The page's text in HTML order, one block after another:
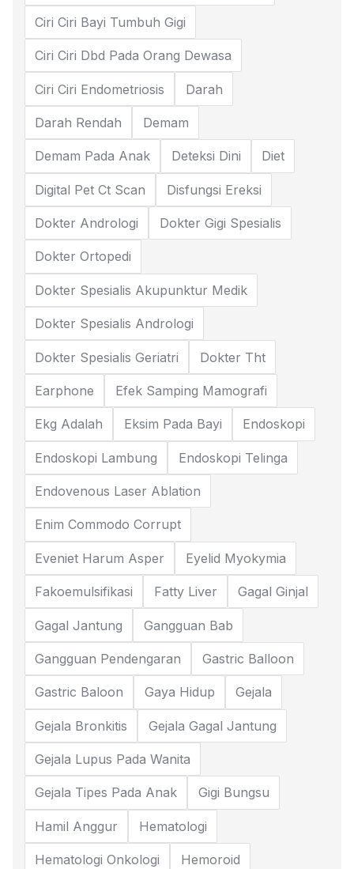
Ciri Ciri Bayi Tumbuh Gigi
Ciri Ciri Dbd Pada Orang Dewasa
Ciri Ciri Endometriosis Darah
Darah Rendah Demam
Demam Pada Anak Deteksi Dini Diet
Digital Pet Ct Scan Disfungsi Ereksi
Dokter Andrologi Dokter Gigi Spesialis
Dokter Ortopedi
Dokter Spesialis Akupunktur Medik
Dokter Spesialis Andrologi
Dokter Spesialis Geriatri Dokter Tht
Earphone Efek Samping Mamografi
Ekg Adalah Eksim Pada Bayi Endoskopi
Endoskopi Lambung Endoskopi Telinga
Endovenous Laser Ablation
Enim Commodo Corrupt
Eveniet Harum Asper Eyelid Myokymia
Fakoemulsifikasi Fatty Liver Gagal Ginjal
Gagal Jantung Gangguan Bab
Gangguan Pendengaran Gastric Balloon
Gastric Baloon Gaya Hidup Gejala
Gejala Bronkitis Gejala Gagal Jantung
Gejala Lupus Pada Wanita
Gejala Tipes Pada Anak Gigi Bungsu
Hamil Anggur Hematologi
Hematologi Onkologi Hemoroid